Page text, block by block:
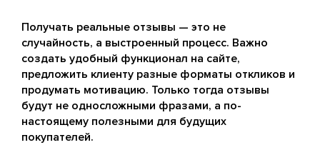
Получать реальные отзывы — это не
случайность, а выстроенный процесс. Важно
создать удобный функционал на сайте,
предложить клиенту разные форматы откликов и
продумать мотивацию. Только тогда отзывы
будут не односложными фразами, а по-
настоящему полезными для будущих
покупателей.